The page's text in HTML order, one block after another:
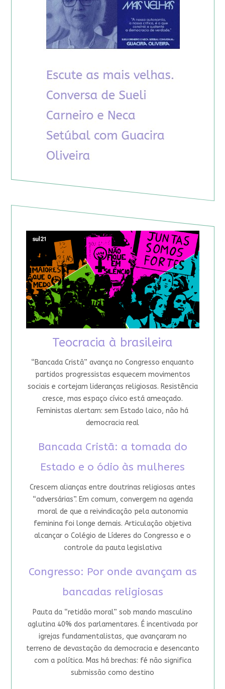
Teocracia à brasileira
“Bancada Cristã” avança no Congresso enquanto
partidos progressistas esquecem movimentos
sociais e cortejam lideranças religiosas. Resistência
cresce, mas espaço cívico está ameaçado.
Feministas alertam: sem Estado laico, não há
democracia real
Bancada Cristã: a tomada do
Estado e o ódio às mulheres
Crescem alianças entre doutrinas religiosas antes
“adversárias”. Em comum, convergem na agenda
moral de que a reivindicação pela autonomia
feminina foi longe demais. Articulação objetiva
alcançar o Colégio de Líderes do Congresso e o
controle da pauta legislativa
Congresso: Por onde avançam as
bancadas religiosas
Pauta da “retidão moral” sob mando masculino
aglutina 40% dos parlamentares. É incentivada por
igrejas fundamentalistas, que avançaram no
terreno de devastação da democracia e desencanto
com a política. Mas há brechas: fé não significa
submissão como destino